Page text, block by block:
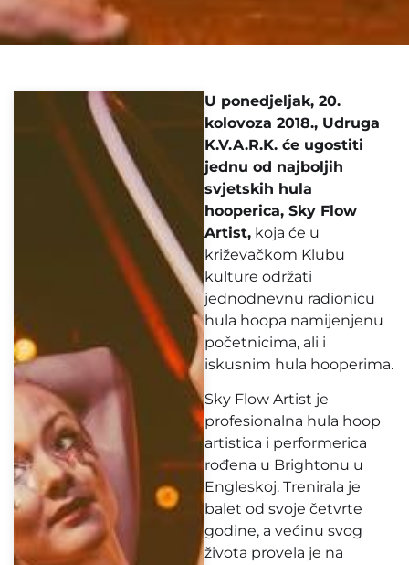
U ponedjeljak, 20.
kolovoza 2018., Udruga
K.V.A.R.K. će ugostiti
jednu od najboljih
svjetskih hula
hooperica, Sky Flow
Artist, koja će u
križevačkom Klubu
kulture održati
jednodnevnu radionicu
hula hoopa namijenjenu
početnicima, ali i
iskusnim hula hooperima.
Sky Flow Artist je
profesionalna hula hoop
artistica i performerica
rođena u Brightonu u
Engleskoj. Trenirala je
balet od svoje četvrte
godine, a većinu svog
života provela je na